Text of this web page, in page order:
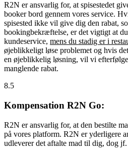
R2N er ansvarlig for, at spisestedet
booker bord gennem vores service.
spisested ikke vil give dig den rabat,
bookingbekræftelse, er det vigtigt at du
kundeservice, mens du stadig er i
øjeblikkeligt løse problemet og hvis
en øjeblikkelig løsning, vil vi
manglende rabat.
8.5
Kompensation R2N Go:
R2N er ansvarlig for, at den bestilte
på vores platform. R2N er yderligere
udleverer det aftalte mad til dig, dog